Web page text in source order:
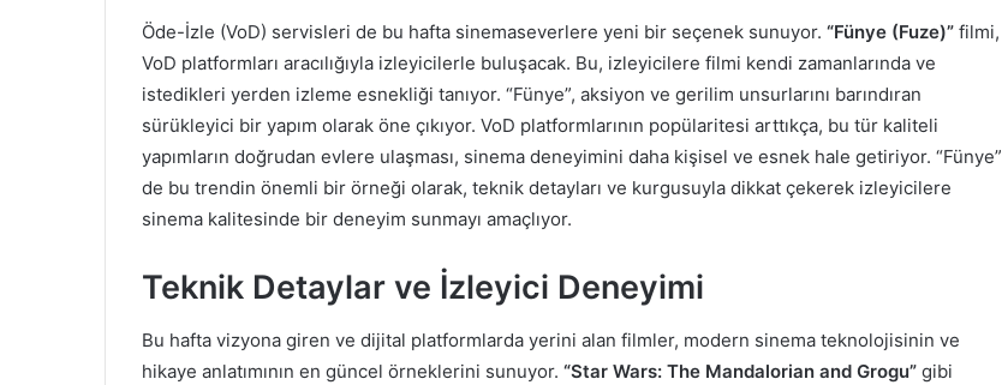
Öde-İzle (VoD) servisleri de bu hafta sinemaseverlere yeni bir seçenek sunuyor. “Fünye (Fuze)” filmi,
VoD platformları aracılığıyla izleyicilerle buluşacak. Bu, izleyicilere filmi kendi zamanlarında ve
istedikleri yerden izleme esnekliği tanıyor. “Fünye”, aksiyon ve gerilim unsurlarını barındıran
sürükleyici bir yapım olarak öne çıkıyor. VoD platformlarının popülaritesi arttıkça, bu tür kaliteli
yapımların doğrudan evlere ulaşması, sinema deneyimini daha kişisel ve esnek hale getiriyor. “Fünye”
de bu trendin önemli bir örneği olarak, teknik detayları ve kurgusuyla dikkat çekerek izleyicilere
sinema kalitesinde bir deneyim sunmayı amaçlıyor.
Teknik Detaylar ve İzleyici Deneyimi
Bu hafta vizyona giren ve dijital platformlarda yerini alan filmler, modern sinema teknolojisinin ve
hikaye anlatımının en güncel örneklerini sunuyor. “Star Wars: The Mandalorian and Grogu” gibi